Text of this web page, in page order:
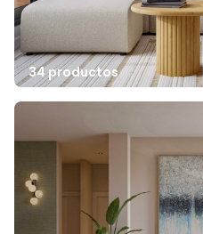
34 productos